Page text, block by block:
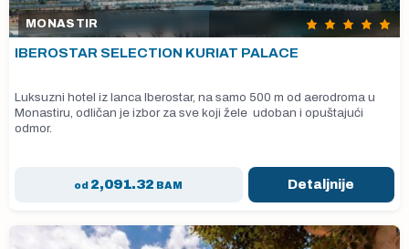
MONASTIR
IBEROSTAR SELECTION KURIAT PALACE
Luksuzni hotel iz lanca Iberostar, na samo 500 m od aerodroma u
Monastiru, odličan je izbor za sve koji žele udoban i opuštajući
odmor.
od 2,091.32 BAM Detaljnije